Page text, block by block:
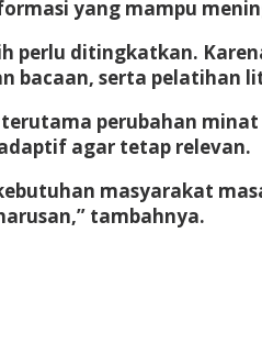
yang mampu
perlu ditingkatkan.
bacaan, serta pelatihan
perubahan
agar tetap relevan.
masyarakat
tambahnya.